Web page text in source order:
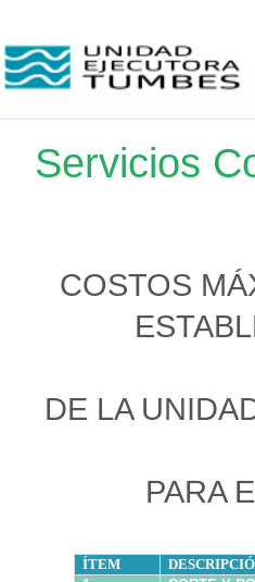
Servicios
COSTOS
DE LA
PARA
ÍTEM